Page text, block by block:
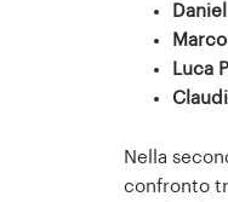
Luca
Nella
confronto